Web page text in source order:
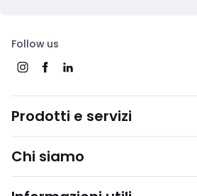
Follow us
Prodotti e servizi
Chi siamo